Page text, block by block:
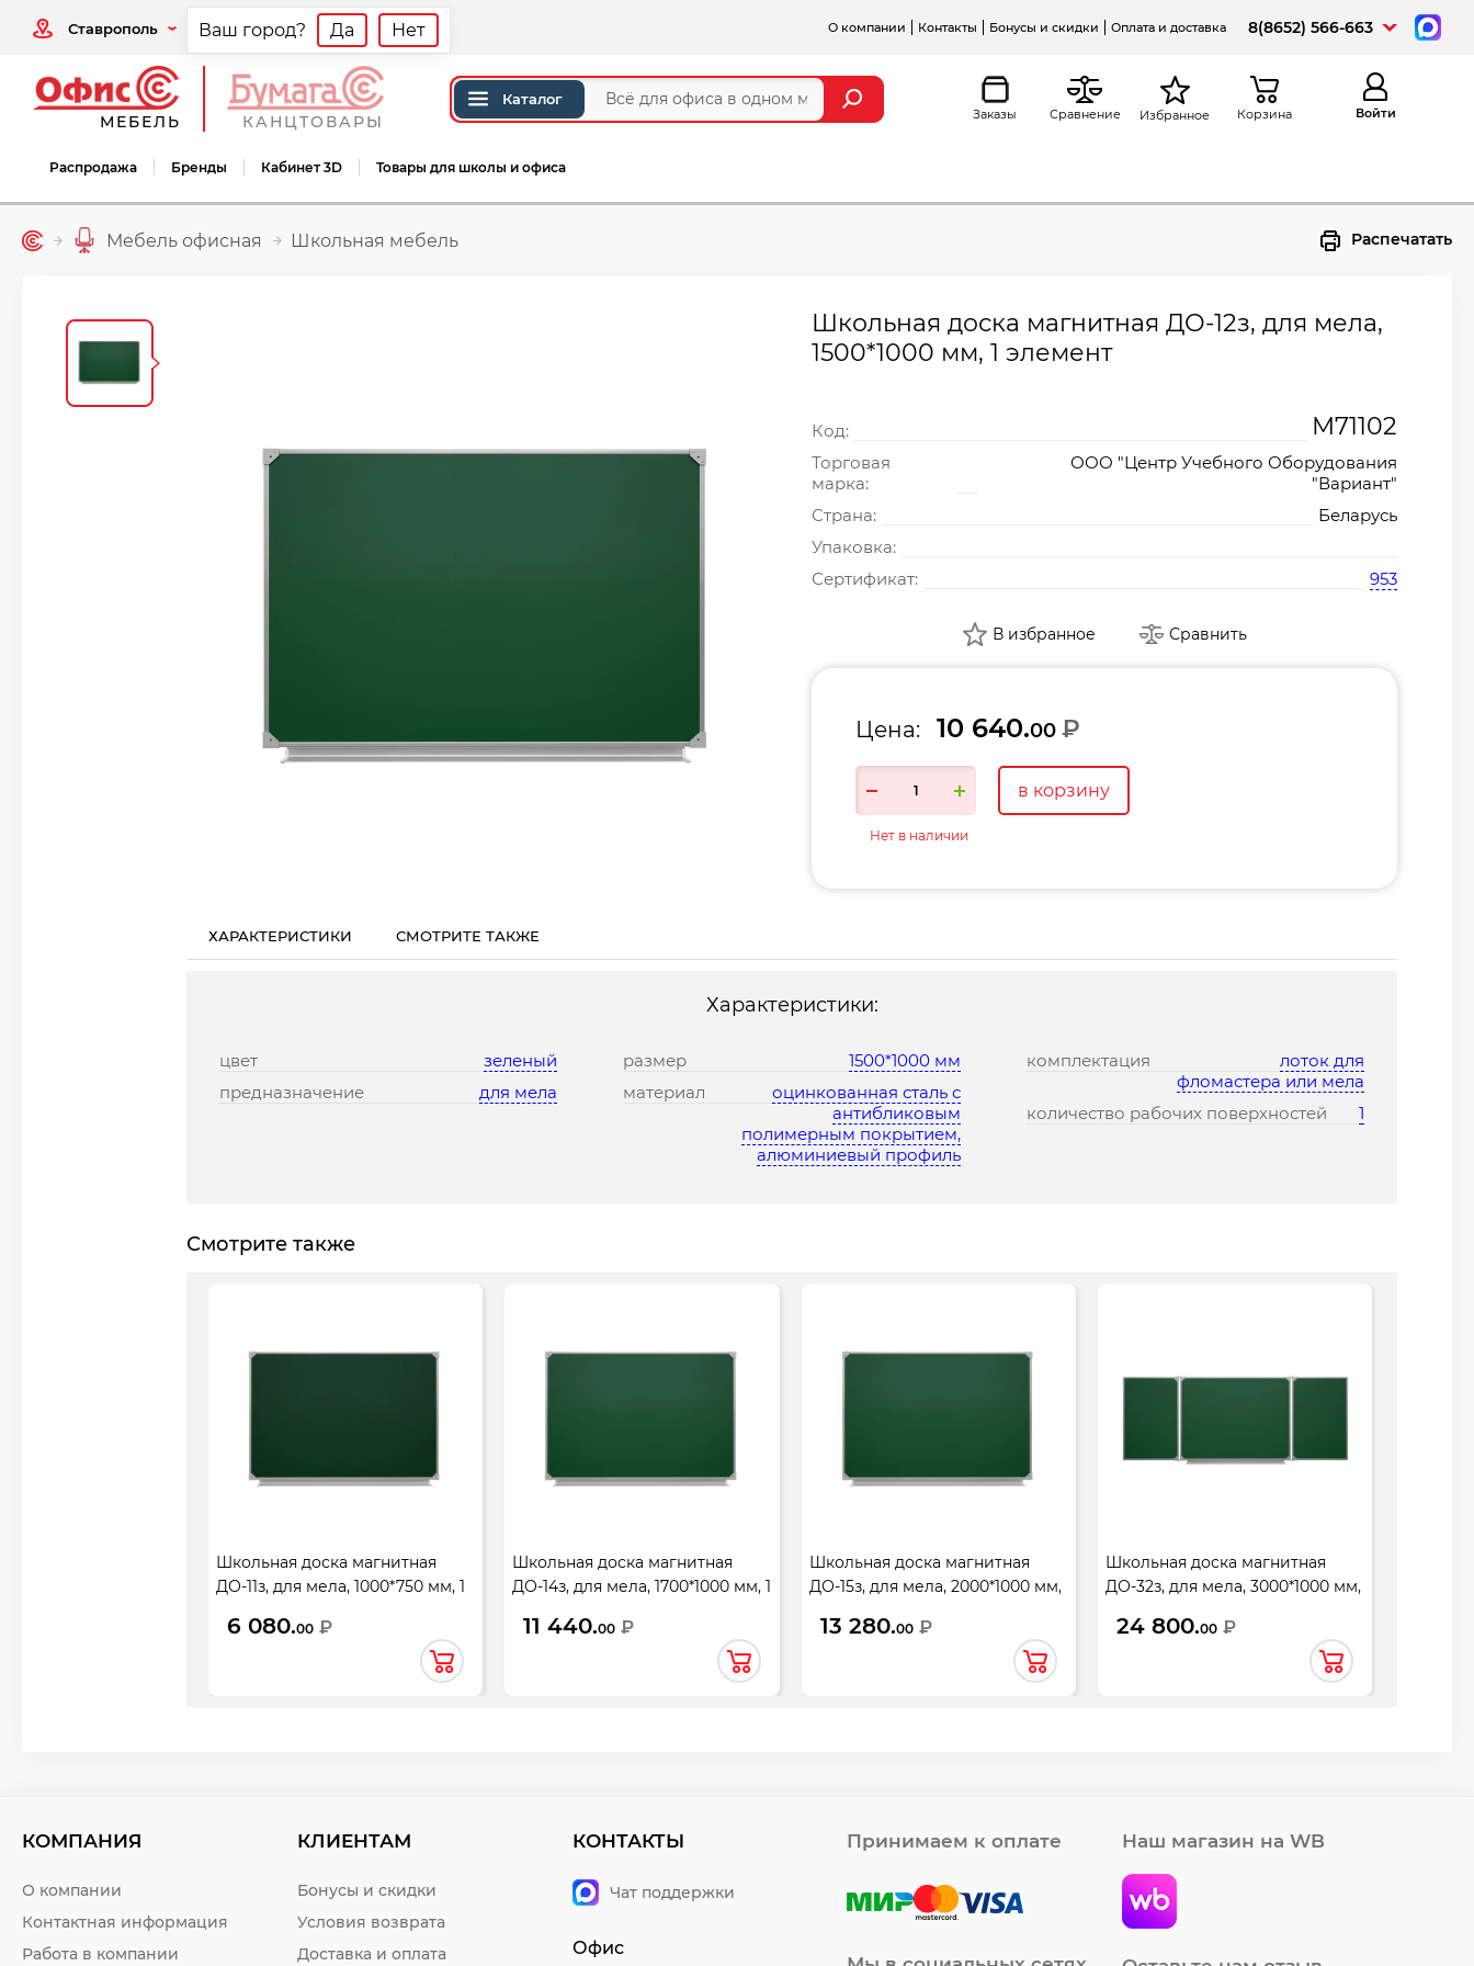
Ставрополь Ваш город? Да Нет О компании Контакты Бонусы и скидки Оплата и доставка 8(8652) 566-663
МЕБЕЛЬ КАНЦТОВАРЫ
Каталог
Заказы Сравнение Избранное Корзина Войти
Распродажа Бренды Кабинет 3D Товары для школы и офиса
Мебель офисная Школьная мебель Распечатать
Школьная доска магнитная ДО-12з, для мела,
1500*1000 мм, 1 элемент
Код: М71102
Торговая
марка:
ООО "Центр Учебного Оборудования
"Вариант"
Страна:
Беларусь
Упаковка:
Сертификат:
953
В избранное Сравнить
Цена: 10 640.00 ₽
в корзину
Нет в наличии
ХАРАКТЕРИСТИКИ СМОТРИТЕ ТАКЖЕ
Характеристики:
цвет
зеленый
предназначение
для мела
размер
1500*1000 мм
материал
оцинкованная сталь с
антибликовым
полимерным покрытием,
алюминиевый профиль
комплектация
лоток для
фломастера или мела
количество рабочих поверхностей
1
Смотрите также
Школьная доска магнитная
ДО-11з, для мела, 1000*750 мм, 1
6 080.00 ₽
Школьная доска магнитная
ДО-14з, для мела, 1700*1000 мм, 1
11 440.00 ₽
Школьная доска магнитная
ДО-15з, для мела, 2000*1000 мм,
13 280.00 ₽
Школьная доска магнитная
ДО-32з, для мела, 3000*1000 мм,
поверхностей
24 800.00 ₽
КОМПАНИЯ
О компании
Контактная информация
Работа в компании
КЛИЕНТАМ
Бонусы и скидки
Условия возврата
Доставка и оплата
КОНТАКТЫ
Чат поддержки
Офис
Принимаем к оплате Наш магазин на WB